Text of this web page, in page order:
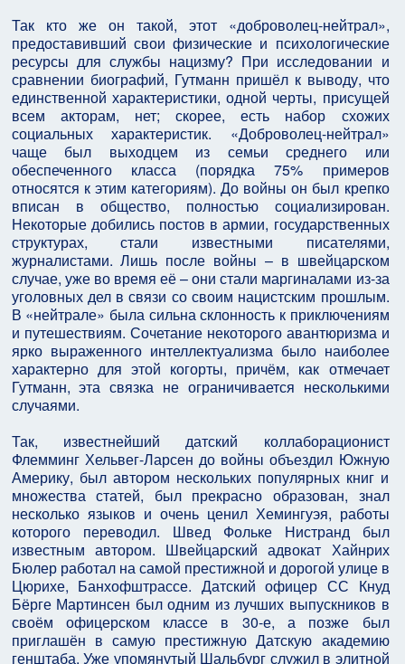
Так кто же он такой, этот «доброволец-нейтрал»,
предоставивший свои физические и психологические
ресурсы для службы нацизму? При исследовании и
сравнении биографий, Гутманн пришёл к выводу, что
единственной характеристики, одной черты, присущей
всем акторам, нет; скорее, есть набор схожих
социальных характеристик. «Доброволец-нейтрал»
чаще был выходцем из семьи среднего или
обеспеченного класса (порядка 75% примеров
относятся к этим категориям). До войны он был крепко
вписан в общество, полностью социализирован.
Некоторые добились постов в армии, государственных
структурах, стали известными писателями,
журналистами. Лишь после войны – в швейцарском
случае, уже во время её – они стали маргиналами из-за
уголовных дел в связи со своим нацистским прошлым.
В «нейтрале» была сильна склонность к приключениям
и путешествиям. Сочетание некоторого авантюризма и
ярко выраженного интеллектуализма было наиболее
характерно для этой когорты, причём, как отмечает
Гутманн, эта связка не ограничивается несколькими
случаями.
Так, известнейший датский коллаборационист
Флемминг Хельвег-Ларсен до войны объездил Южную
Америку, был автором нескольких популярных книг и
множества статей, был прекрасно образован, знал
несколько языков и очень ценил Хемингуэя, работы
которого переводил. Швед Фольке Нистранд был
известным автором. Швейцарский адвокат Хайнрих
Бюлер работал на самой престижной и дорогой улице в
Цюрихе, Банхофштрассе. Датский офицер СС Кнуд
Бёрге Мартинсен был одним из лучших выпускников в
своём офицерском классе в 30-е, а позже был
приглашён в самую престижную Датскую академию
генштаба. Уже упомянутый Шальбург служил в элитной